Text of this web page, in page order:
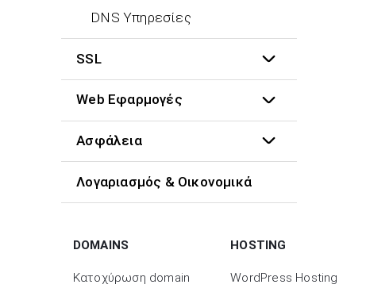
DNS Υπηρεσίες
SSL
Web Εφαρμογές
Ασφάλεια
Λογαριασμός & Οικονομικά
DOMAINS
Κατοχύρωση domain
HOSTING
WordPress Hosting